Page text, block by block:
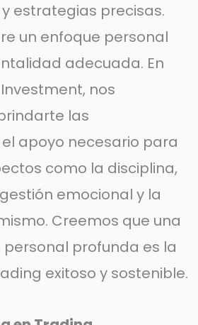
estrategias precisas.
un enfoque personal
adecuada. En
nos
las
apoyo necesario para
como la disciplina,
emocional y la
Creemos que una
profunda es la
exitoso y sostenible.